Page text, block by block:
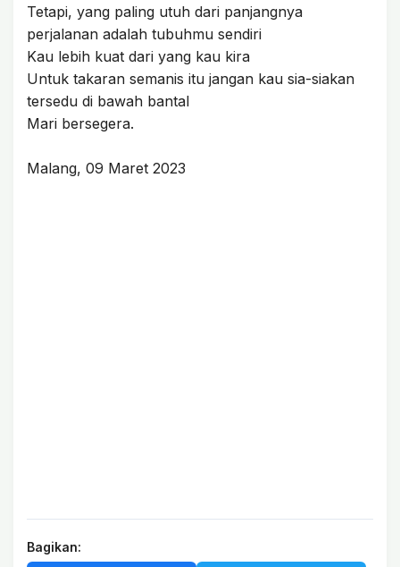
Tetapi, yang paling utuh dari panjangnya
perjalanan adalah tubuhmu sendiri
Kau lebih kuat dari yang kau kira
Untuk takaran semanis itu jangan kau sia-siakan
tersedu di bawah bantal
Mari bersegera.
Malang, 09 Maret 2023
Bagikan: